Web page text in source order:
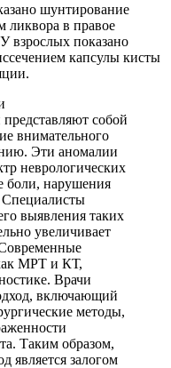
шунтирование
ликвора в правое
взрослых показано
капсулы кисты
собой
внимательного
Эти аномалии
неврологических
боли, нарушения
Специалисты
выявления таких
увеличивает
МРТ и КТ,
Врачи
включающий
методы,
Таким образом,
является залогом